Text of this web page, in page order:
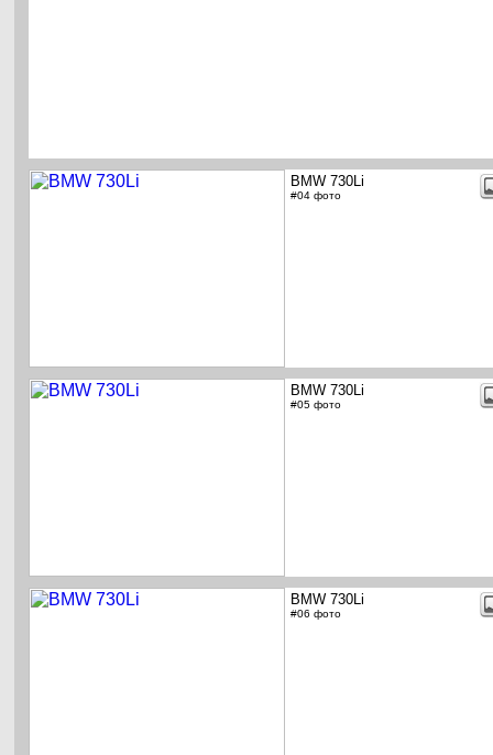
BMW 730Li
#04 фото
BMW 730Li
#05 фото
BMW 730Li
#06 фото